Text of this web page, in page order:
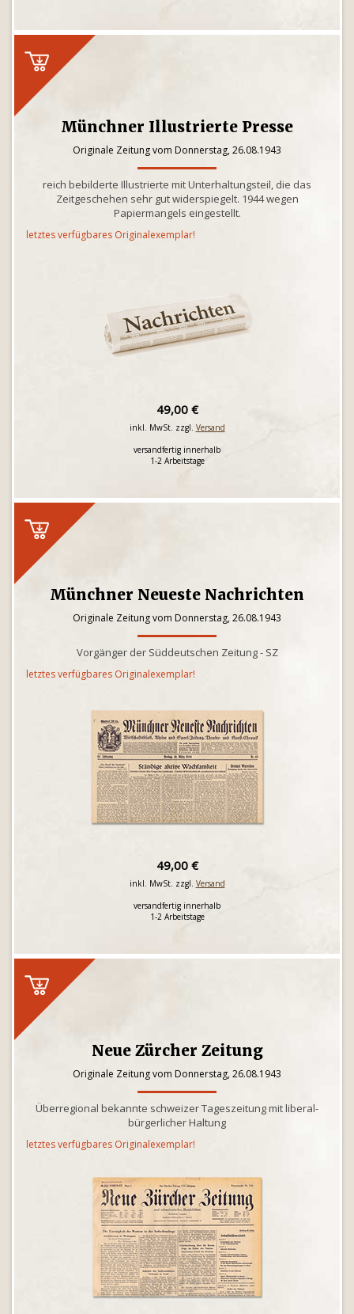
Münchner Illustrierte Presse
Originale Zeitung vom Donnerstag, 26.08.1943
reich bebilderte Illustrierte mit Unterhaltungsteil, die das
Zeitgeschehen sehr gut widerspiegelt. 1944 wegen
Papiermangels eingestellt.
letztes verfügbares Originalexemplar!
49,00 €
inkl. MwSt. zzgl. Versand
versandfertig innerhalb
1-2 Arbeitstage
Münchner Neueste Nachrichten
Originale Zeitung vom Donnerstag, 26.08.1943
Vorgänger der Süddeutschen Zeitung - SZ
letztes verfügbares Originalexemplar!
49,00 €
inkl. MwSt. zzgl. Versand
versandfertig innerhalb
1-2 Arbeitstage
Neue Zürcher Zeitung
Originale Zeitung vom Donnerstag, 26.08.1943
Überregional bekannte schweizer Tageszeitung mit liberal-
bürgerlicher Haltung
letztes verfügbares Originalexemplar!